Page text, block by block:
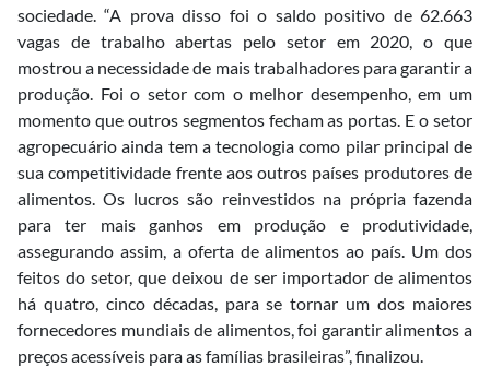
sociedade. “A prova disso foi o saldo positivo de 62.663
vagas de trabalho abertas pelo setor em 2020, o que
mostrou a necessidade de mais trabalhadores para garantir a
produção. Foi o setor com o melhor desempenho, em um
momento que outros segmentos fecham as portas. E o setor
agropecuário ainda tem a tecnologia como pilar principal de
sua competitividade frente aos outros países produtores de
alimentos. Os lucros são reinvestidos na própria fazenda
para ter mais ganhos em produção e produtividade,
assegurando assim, a oferta de alimentos ao país. Um dos
feitos do setor, que deixou de ser importador de alimentos
há quatro, cinco décadas, para se tornar um dos maiores
fornecedores mundiais de alimentos, foi garantir alimentos a
preços acessíveis para as famílias brasileiras”, finalizou.